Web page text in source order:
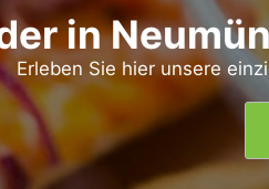
in
Erleben Sie hier unsere